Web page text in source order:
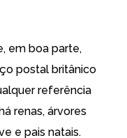
em boa parte,
postal britânico
referência
renas, árvores
e pais natais.